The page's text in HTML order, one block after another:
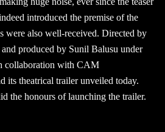
introduced the premise of the
were also well-received. Directed by
produced by Sunil Balusu under
collaboration with CAM
its theatrical trailer unveiled today.
the honours of launching the trailer.